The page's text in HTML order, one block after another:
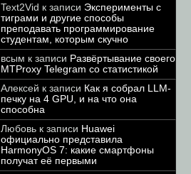
Text2Vid к записи Эксперименты с
тиграми и другие способы
преподавать программирование
студентам, которым скучно
всым к записи Развёртывание своего
MTProxy Telegram со статистикой
Алексей к записи Как я собрал LLM-
печку на 4 GPU, и на что она
способна
Любовь к записи Huawei
официально представила
HarmonyOS 7: какие смартфоны
получат её первыми